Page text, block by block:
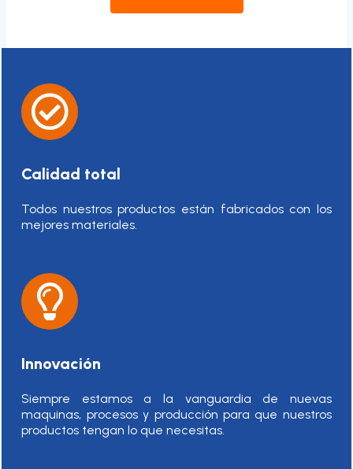
Calidad total
Todos nuestros productos están fabricados con los
mejores materiales.
Innovación
Siempre estamos a la vanguardia de nuevas
maquinas, procesos y producción para que nuestros
productos tengan lo que necesitas.